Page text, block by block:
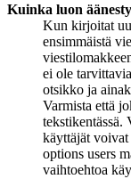
Kuinka luon
Kun kirjoitat
ensimmäistä
ei ole
otsikko ja
Varmista että
tekstikentässä.
käyttäjät voivat
options users
vaihtoehtoa